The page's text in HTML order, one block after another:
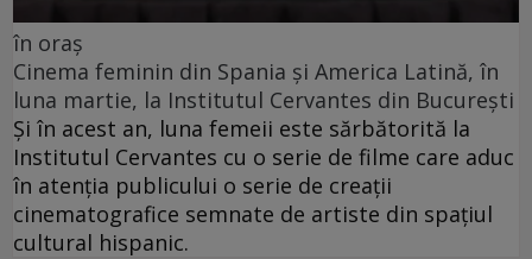
în oraș
Cinema feminin din Spania și America Latină, în
luna martie, la Institutul Cervantes din București
Și în acest an, luna femeii este sărbătorită la
Institutul Cervantes cu o serie de filme care aduc
în atenția publicului o serie de creații
cinematografice semnate de artiste din spațiul
cultural hispanic.